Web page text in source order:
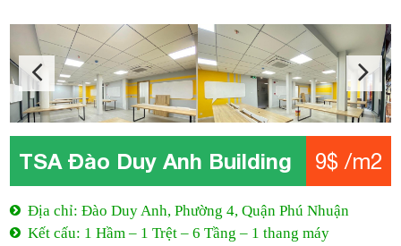
TSA Đào Duy Anh Building 9$ /m2
Địa chỉ: Đào Duy Anh, Phường 4, Quận Phú Nhuận
Kết cấu: 1 Hầm – 1 Trệt – 6 Tầng – 1 thang máy